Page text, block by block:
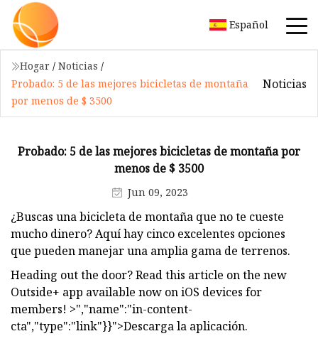
Español
Hogar / Noticias /
Probado: 5 de las mejores bicicletas de montaña
por menos de $ 3500
Noticias
Probado: 5 de las mejores bicicletas de montaña por
menos de $ 3500
Jun 09, 2023
¿Buscas una bicicleta de montaña que no te cueste
mucho dinero? Aquí hay cinco excelentes opciones
que pueden manejar una amplia gama de terrenos.
Heading out the door? Read this article on the new
Outside+ app available now on iOS devices for
members! >","name":"in-content-
cta","type":"link"}}">Descarga la aplicación.